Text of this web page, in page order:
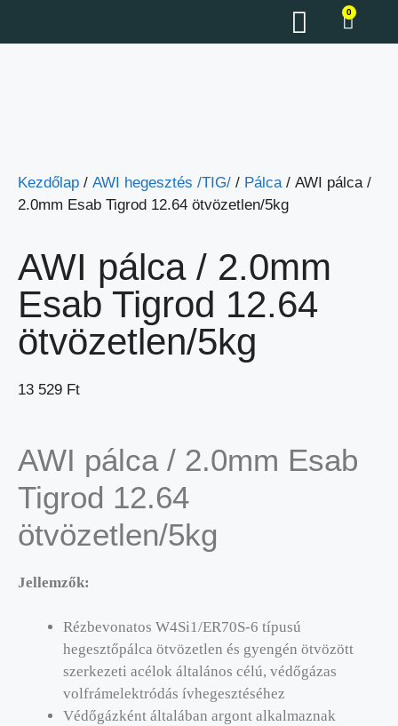
0
Kezdőlap / AWI hegesztés /TIG/ / Pálca/ AWI pálca /
2.0mm Esab Tigrod 12.64 ötvözetlen/5kg
AWI pálca / 2.0mm
Esab Tigrod 12.64
ötvözetlen/5kg
13 529 Ft
AWI pálca / 2.0mm Esab
Tigrod 12.64
ötvözetlen/5kg
Jellemzők:
Rézbevonatos W4Si1/ER70S-6 típusú
hegesztőpálca ötvözetlen és gyengén ötvözött
szerkezeti acélok általános célú, védőgázas
volfrámelektródás ívhegesztéséhez
Védőgázként általában argont alkalmaznak